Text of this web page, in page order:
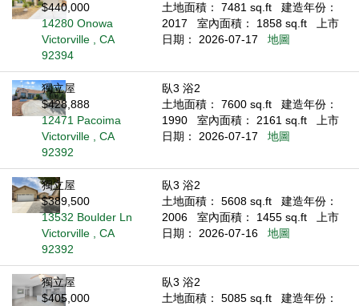
$440,000
14280 Onowa
Victorville , CA
92394
土地面積： 7481 sq.ft
建造年份：
2017
室內面積： 1858 sq.ft
上市
日期： 2026-07-17
地圖
獨立屋
$428,888
12471 Pacoima
Victorville , CA
92392
臥3 浴2
土地面積： 7600 sq.ft
建造年份：
1990
室內面積： 2161 sq.ft
上市
日期： 2026-07-17
地圖
獨立屋
$389,500
13532 Boulder Ln
Victorville , CA
92392
臥3 浴2
土地面積： 5608 sq.ft
建造年份：
2006
室內面積： 1455 sq.ft
上市
日期： 2026-07-16
地圖
獨立屋
$405,000
臥3 浴2
土地面積： 5085 sq.ft
建造年份：